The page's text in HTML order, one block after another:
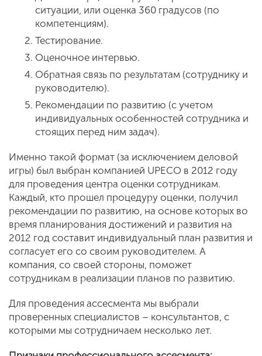
ситуации, или оценка 360 градусов (по
компетенциям).
Тестирование.
Оценочное интервью.
Обратная связь по результатам (сотруднику и
руководителю).
Рекомендации по развитию (с учетом
индивидуальных особенностей сотрудника и
стоящих перед ним задач).
Именно такой формат (за исключением деловой
игры) был выбран компанией UPECO в 2012 году
для проведения центра оценки сотрудникам.
Каждый, кто прошел процедуру оценки, получил
рекомендации по развитию, на основе которых во
время планирования достижений и развития на
2012 год составит индивидуальный план развития и
согласует его со своим руководителем. А
компания, со своей стороны, поможет
сотрудникам в реализации планов по развитию.
Для проведения ассесмента мы выбрали
проверенных специалистов – консультантов, с
которыми мы сотрудничаем несколько лет.